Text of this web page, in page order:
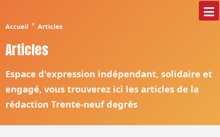
Accueil ° Articles
Articles
Espace d'expression indépendant, solidaire et
engagé, vous trouverez ici les articles de la
rédaction Trente-neuf degrés